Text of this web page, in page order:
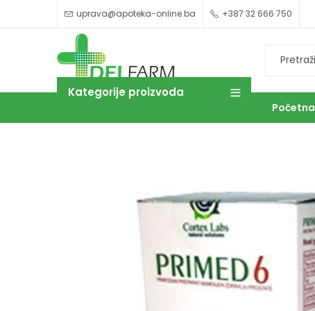
uprava@apoteka-online.ba +387 32 666 750
Kategorije proizvoda
Početna